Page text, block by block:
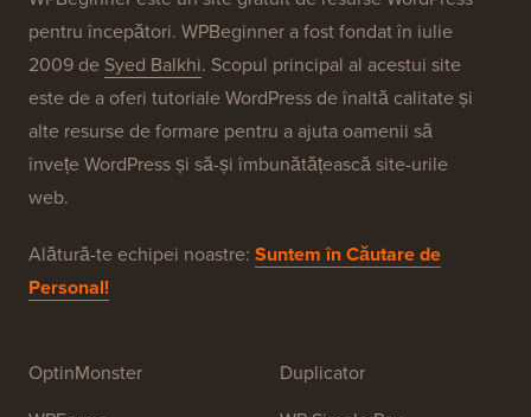
Brandurile Noastre
Despre WPBeginner®
WPBeginner este un site gratuit de resurse WordPress
2009 deSyed Balkhi. Scopul principal al acestui site
este de a oferi tutoriale WordPress de înaltă calitate și
web.